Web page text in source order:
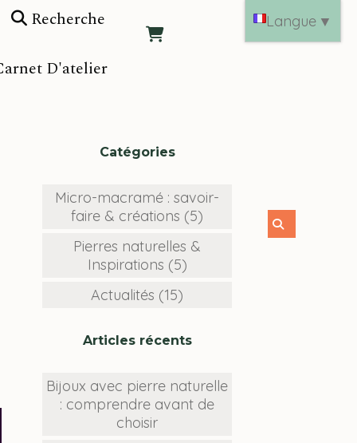
Recherche
D'atelier
Catégories
Micro-macramé : savoir-
faire & créations (5)
Pierres naturelles &
Inspirations (5)
Actualités (15)
Articles récents
Bijoux avec pierre naturelle
: comprendre avant de
choisir
Langue ▼